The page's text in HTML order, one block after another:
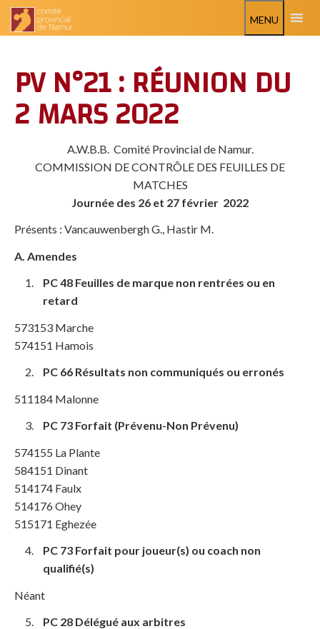
MENU
PV N°21 : RÉUNION DU
2 MARS 2022
A.W.B.B. Comité Provincial de Namur.
COMMISSION DE CONTRÔLE DES FEUILLES DE
MATCHES
Journée des 26 et 27 février 2022
Présents : Vancauwenbergh G., Hastir M.
A. Amendes
PC 48 Feuilles de marque non rentrées ou en
retard
573153 Marche
574151 Hamois
PC 66 Résultats non communiqués ou erronés
511184 Malonne
PC 73 Forfait (Prévenu-Non Prévenu)
574155 La Plante
584151 Dinant
514174 Faulx
514176 Ohey
515171 Eghezée
PC 73 Forfait pour joueur(s) ou coach non
qualifié(s)
Néant
PC 28 Délégué aux arbitres